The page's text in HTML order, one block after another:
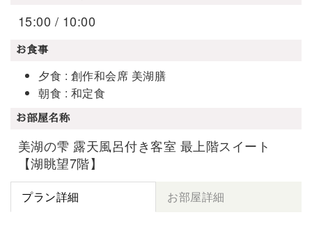
15:00 / 10:00
お食事
夕食 : 創作和会席 美湖膳
朝食 : 和定食
お部屋名称
美湖の雫 露天風呂付き客室 最上階スイート
【湖眺望7階】
プラン詳細 お部屋詳細